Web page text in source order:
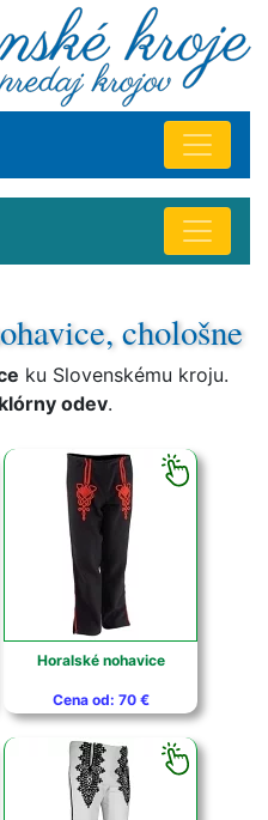
chološne
ku Slovenskému kroju.
odev.
Horalské nohavice
Cena od: 70 €